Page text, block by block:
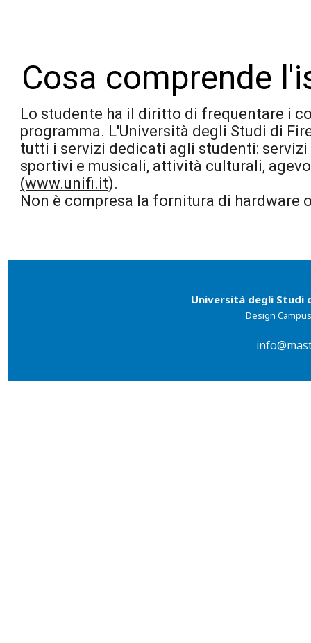
Università degli Studi
Design
Cosa comprende
Lo studente ha il diritto di frequentare i
programma. L'Università degli Studi di
tutti i servizi dedicati agli studenti: servizi
sportivi e musicali, attività culturali,
(www.unifi.it).
Non è compresa la fornitura di hardware